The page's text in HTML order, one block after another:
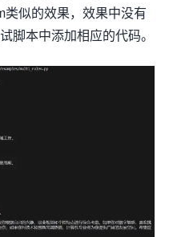
似的效果，效果中没有
脚本中添加相应的代码。